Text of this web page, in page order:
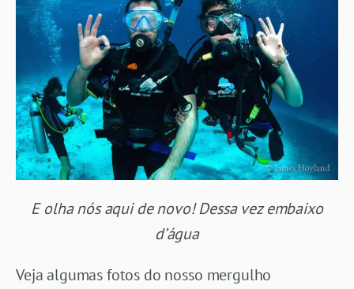
E olha nós aqui de novo! Dessa vez embaixo
d’água
Veja algumas fotos do nosso mergulho